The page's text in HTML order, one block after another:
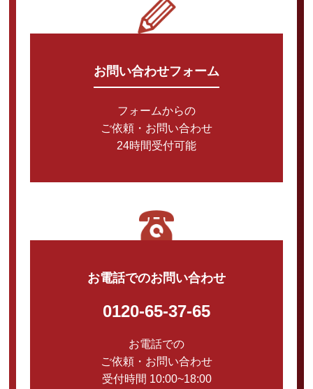
お問い合わせフォーム
フォームからの
ご依頼・お問い合わせ
24時間受付可能
お電話でのお問い合わせ
0120-65-37-65
お電話での
ご依頼・お問い合わせ
受付時間 10:00~18:00